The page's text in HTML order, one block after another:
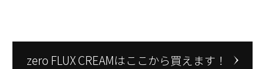
zero FLUX CREAMはここから買えます！